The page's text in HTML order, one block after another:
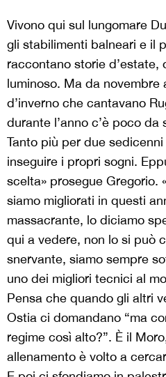
Vivono qui sul lungomare
gli stabilimenti balneari e il
raccontano storie
luminoso. Ma da novembre
d’inverno che cantavano
durante l’anno c’è poco
Tanto più per due
inseguire i propri sogni.
scelta» prosegue Gregorio.
siamo migliorati in questi
massacrante, lo diciamo
qui a vedere, non lo si può
snervante, siamo sempre
uno dei migliori tecnici al
Pensa che quando gli altri
Ostia ci domandano “ma
regime così alto?”. È il
allenamento è volto a